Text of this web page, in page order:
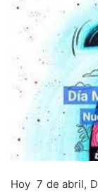
Hoy 7 de abril,